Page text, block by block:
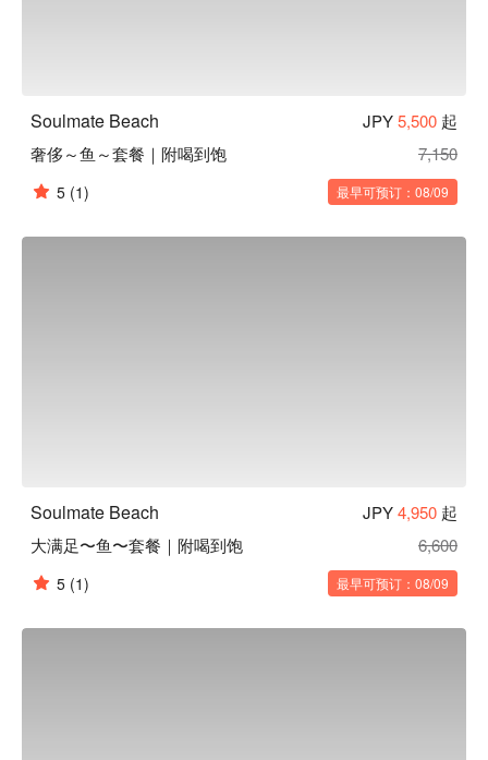
Soulmate Beach JPY5,500 起
奢侈～鱼～套餐｜附喝到饱
7,150
5 (1) 最早可预订：08/09
Soulmate Beach JPY4,950 起
大满足〜鱼〜套餐｜附喝到饱
6,600
5 (1) 最早可预订：08/09